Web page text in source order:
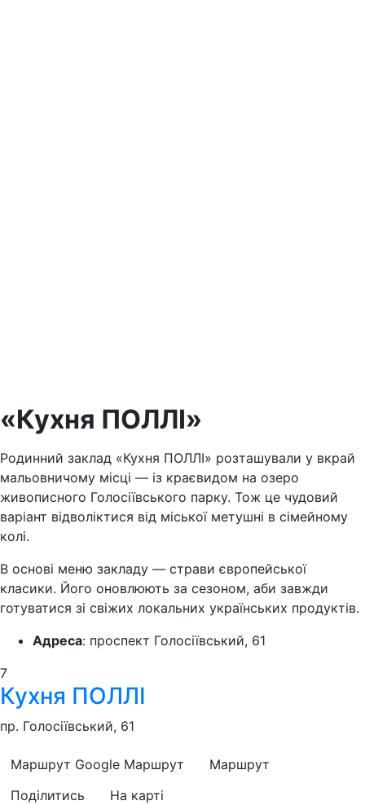
«Кухня ПОЛЛІ»
Родинний заклад «Кухня ПОЛЛІ» розташували у вкрай
мальовничому місці — із краєвидом на озеро
живописного Голосіївського парку. Тож це чудовий
варіант відволіктися від міської метушні в сімейному
колі.
В основі меню закладу — страви європейської
класики. Його оновлюють за сезоном, аби завжди
готуватися зі свіжих локальних українських продуктів.
Адреса: проспект Голосіївський, 61
7
Кухня ПОЛЛІ
пр. Голосіївський, 61
Маршрут Google Маршрут
Маршрут
Поділитись
На карті